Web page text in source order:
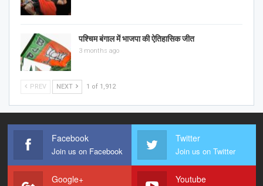
पश्चिम बंगाल में भाजपा की ऐतिहासिक जीत
3 months ago
PREV NEXT 1 of 1,912
Facebook
Join us on Facebook
Twitter
Join us on Twitter
Google+ Youtube